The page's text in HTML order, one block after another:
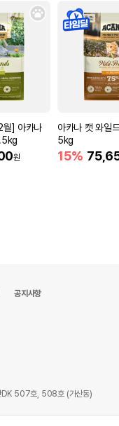
월] 아카나
원
아카나 캣 와일
5kg
15%
공지사항
DK 507호, 508호 (가산동)